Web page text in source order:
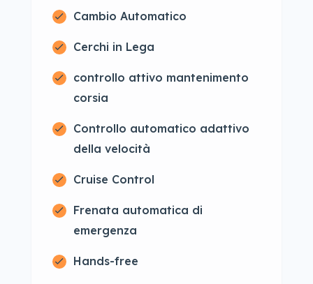
Cambio Automatico
Cerchi in Lega
controllo attivo mantenimento
corsia
Controllo automatico adattivo
della velocità
Cruise Control
Frenata automatica di
emergenza
Hands-free